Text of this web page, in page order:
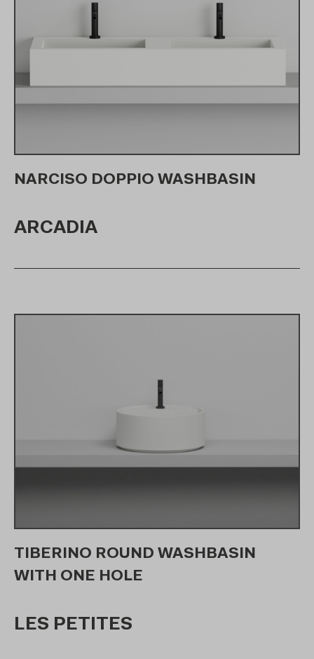
NARCISO DOPPIO WASHBASIN
ARCADIA
TIBERINO ROUND WASHBASIN
WITH ONE HOLE
LES PETITES